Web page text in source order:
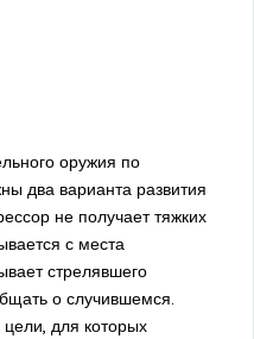
оружия по
два варианта развития
не получает тяжких
с места
стрелявшего
о случившемся.
для которых